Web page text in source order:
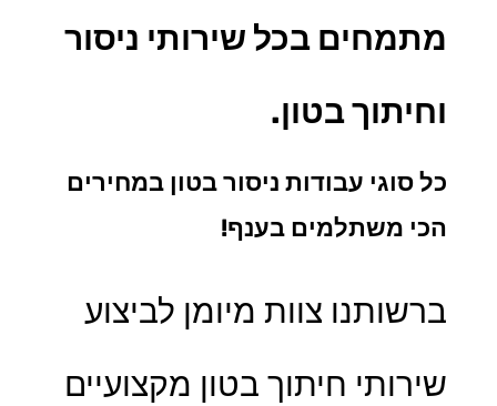
מתמחים בכל שירותי ניסור
וחיתוך בטון.
כל סוגי עבודות ניסור בטון במחירים
הכי משתלמים בענף!
ברשותנו צוות מיומן לביצוע
שירותי חיתוך בטון מקצועיים